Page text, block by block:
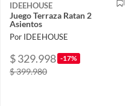
IDEEHOUSE
Juego Terraza Ratan 2
Asientos
Por IDEEHOUSE
$ 329.998 -17%
$ 399.980